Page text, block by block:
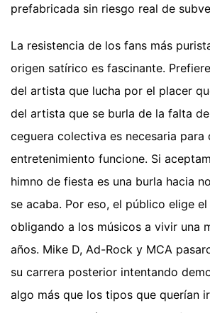
prefabricada sin riesgo real de
La resistencia de los fans más
origen satírico es fascinante.
del artista que lucha por el placer
del artista que se burla de la falta
ceguera colectiva es necesaria para
entretenimiento funcione. Si
himno de fiesta es una burla hacia
se acaba. Por eso, el público elige
obligando a los músicos a vivir una
años. Mike D, Ad-Rock y MCA
su carrera posterior intentando
algo más que los tipos que querían